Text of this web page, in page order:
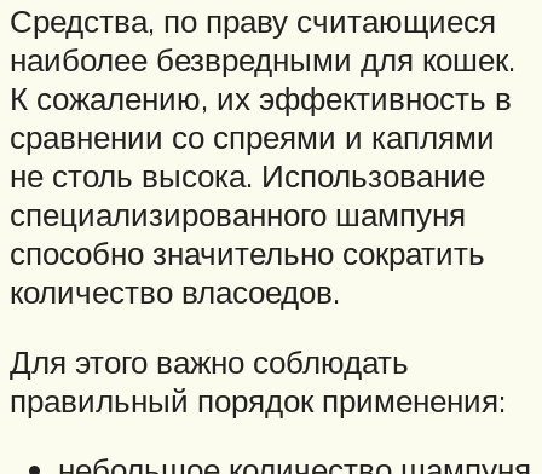
Средства, по праву считающиеся
наиболее безвредными для кошек.
К сожалению, их эффективность в
сравнении со спреями и каплями
не столь высока. Использование
специализированного шампуня
способно значительно сократить
количество власоедов.
Для этого важно соблюдать
правильный порядок применения: